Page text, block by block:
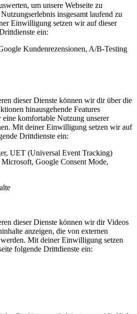
um unsere Webseite zu
insgesamt laufend zu
Einwilligung setzen wir auf dieser
ein:
Kundenrezensionen, A/B-Testing
dieser Dienste können wir dir über die
hinausgehende Features
eine komfortable Nutzung unserer
Mit deiner Einwilligung setzen wir auf
Drittdienste ein:
UET (Universal Event Tracking)
Google Consent Mode,
dieser Dienste können wir dir Videos
anzeigen, die von externen
Mit deiner Einwilligung setzen
folgende Drittdienste ein: